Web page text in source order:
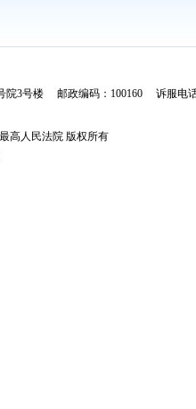
院3号楼 邮政编码：100160 诉服电
高人民法院 版权所有